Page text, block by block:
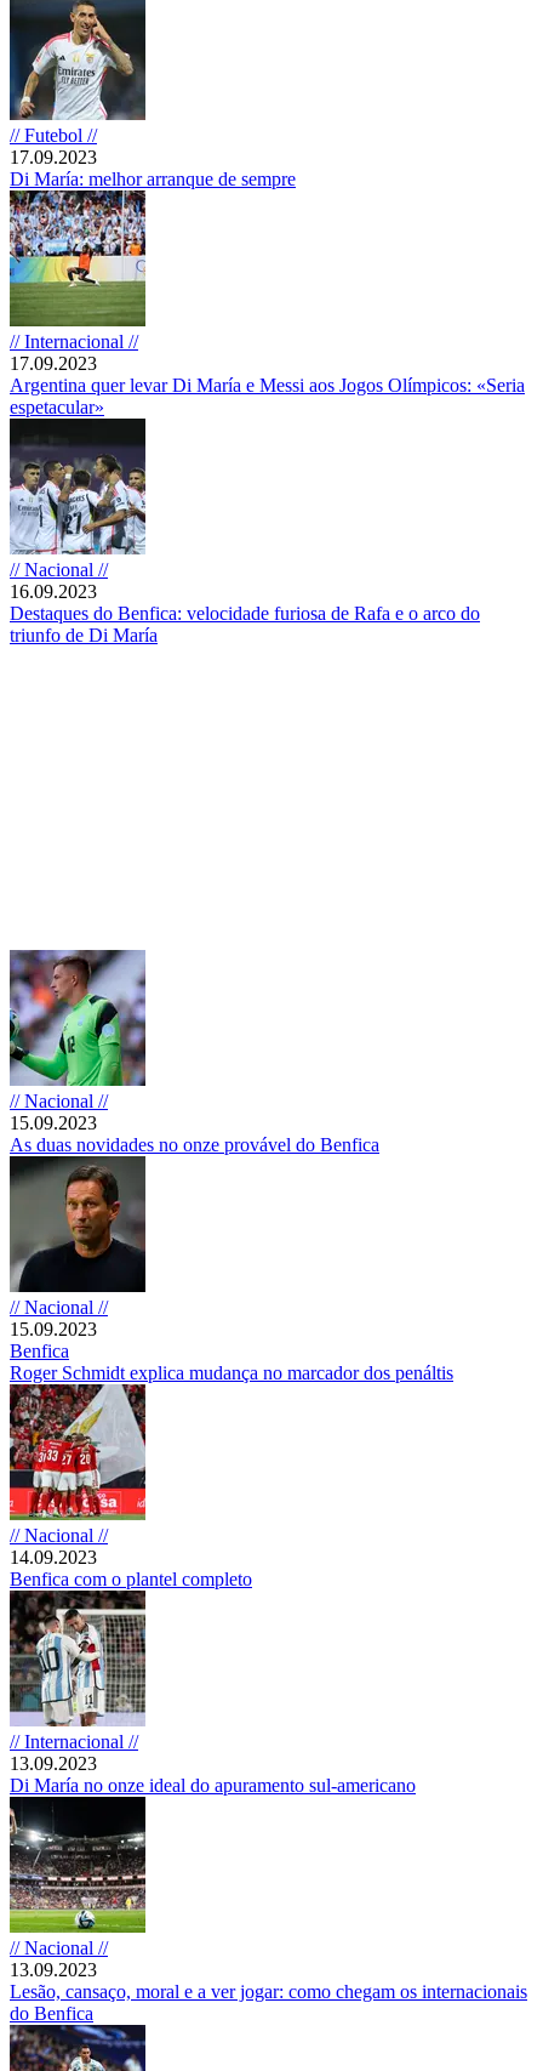
// Futebol //
17.09.2023
Di María: melhor arranque de sempre
// Internacional //
17.09.2023
Argentina quer levar Di María e Messi aos Jogos Olímpicos: «Seria
espetacular»
// Nacional //
16.09.2023
Destaques do Benfica: velocidade furiosa de Rafa e o arco do
triunfo de Di María
// Nacional //
15.09.2023
As duas novidades no onze provável do Benfica
// Nacional //
15.09.2023
Benfica
Roger Schmidt explica mudança no marcador dos penáltis
// Nacional //
14.09.2023
Benfica com o plantel completo
// Internacional //
13.09.2023
Di María no onze ideal do apuramento sul-americano
// Nacional //
13.09.2023
Lesão, cansaço, moral e a ver jogar: como chegam os internacionais
do Benfica